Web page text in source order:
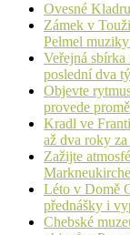
Ovesné
Zámek v
Pelmel
Veřejná
poslední dva
Objevte
provede
Kradl ve
až dva roky
Zažijte
Léto v Domě
přednášky i
Chebské